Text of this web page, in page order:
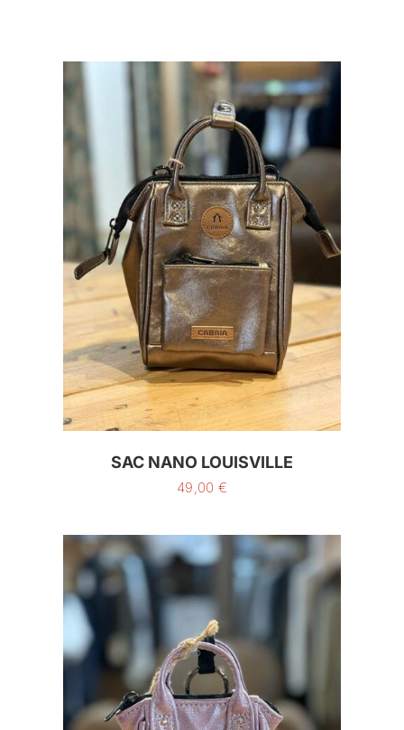
CE
PRODUIT
A
PLUSIEURS
VARIATIONS.
LES
OPTIONS
PEUVENT
ÊTRE
CHOISIES
SAC NANO LOUISVILLE
49,00 €
CE